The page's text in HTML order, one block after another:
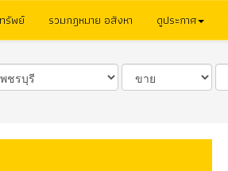
รัพย์ รวมกฎหมาย อสังหา ดูประกาศ